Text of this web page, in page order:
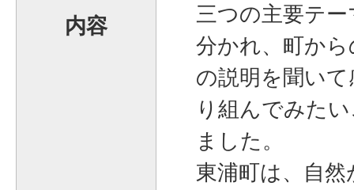
内容
三つの主要テ
分かれ、町か
の説明を聞い
り組んでみた
ました。
東浦町は、自